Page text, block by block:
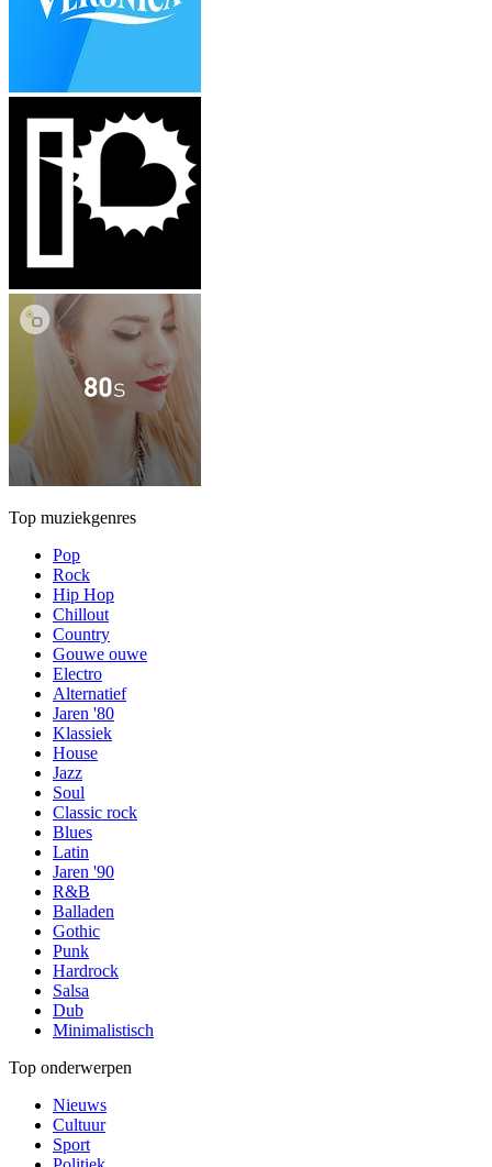
Top muziekgenres
Pop
Rock
Hip Hop
Chillout
Country
Gouwe ouwe
Electro
Alternatief
Jaren '80
Klassiek
House
Jazz
Soul
Classic rock
Blues
Latin
Jaren '90
R&B
Balladen
Gothic
Punk
Hardrock
Salsa
Dub
Minimalistisch
Top onderwerpen
Nieuws
Cultuur
Sport